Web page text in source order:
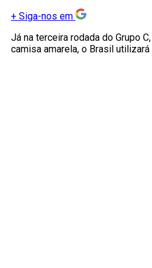
+ Siga-nos em
Já na terceira rodada do Grupo C,
camisa amarela, o Brasil utilizará